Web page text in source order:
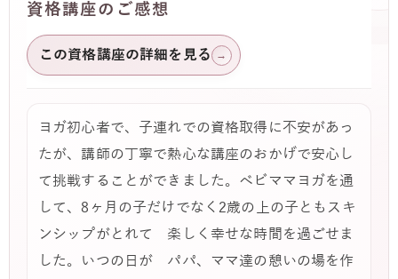
資格講座のご感想
この資格講座の詳細を見る →
ヨガ初心者で、子連れでの資格取得に不安があっ
たが、講師の丁寧で熱心な講座のおかげで安心し
て挑戦することができました。ベビママヨガを通
して、8ヶ月の子だけでなく2歳の上の子ともスキ
ンシップがとれて 楽しく幸せな時間を過ごせま
した。いつの日が パパ、ママ達の憩いの場を作